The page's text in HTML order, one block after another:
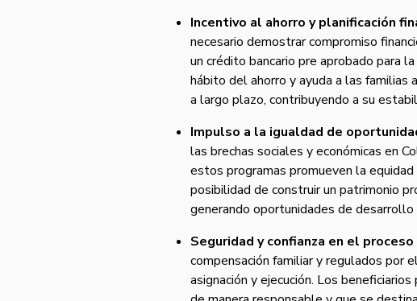
Incentivo al ahorro y planificación
necesario demostrar compromiso
un crédito bancario pre aprobado para
hábito del ahorro y ayuda a las familias
a largo plazo, contribuyendo a su
Impulso a la igualdad de
las brechas sociales y económicas en
estos programas promueven la
posibilidad de construir un patrimonio
generando oportunidades de
Seguridad y confianza en el
compensación familiar y regulados por
asignación y ejecución. Los